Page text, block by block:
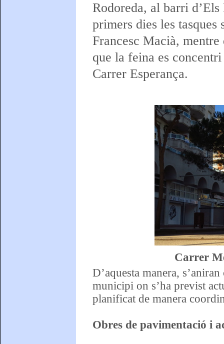
Rodoreda, al barri
primers dies les tasques
Francesc Macià, mentre
que la feina es
Carrer Esperança.
Carrer
D’aquesta manera,
municipi on s’ha previst
planificat de manera
Obres de pavimentació i